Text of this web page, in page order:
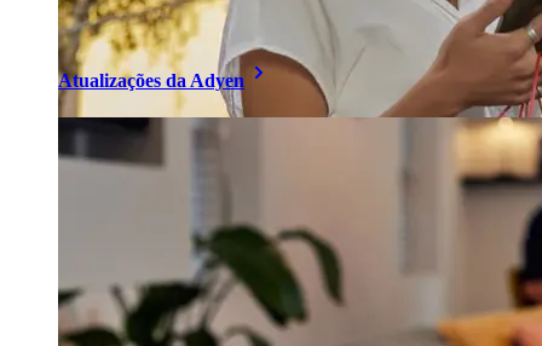
Atualizações da Adyen